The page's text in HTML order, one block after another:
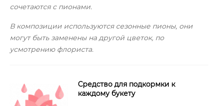
сочетаются с пионами.
В композиции используются сезонные пионы, они
могут быть заменены на другой цветок, по
усмотрению флориста.
Средство для подкормки к
каждому букету